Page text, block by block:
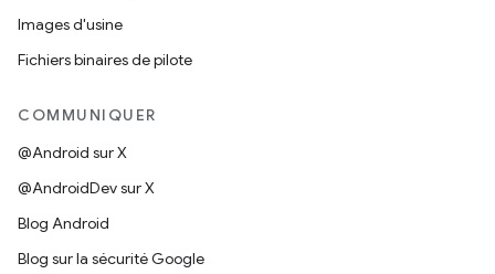
Images d'usine
Fichiers binaires de pilote
COMMUNIQUER
@Android sur X
@AndroidDev sur X
Blog Android
Blog sur la sécurité Google